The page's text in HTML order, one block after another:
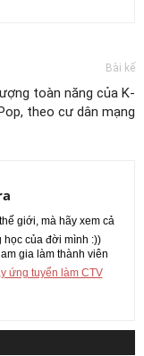
Bài kế
toàn năng của K-
Pop, theo cư dân mạng
giới, mà hãy xem cả
của đời mình :))
gia làm thành viên
ứng tuyển làm CTV